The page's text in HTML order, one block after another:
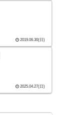
2019.06.30(日)
2025.04.27(日)